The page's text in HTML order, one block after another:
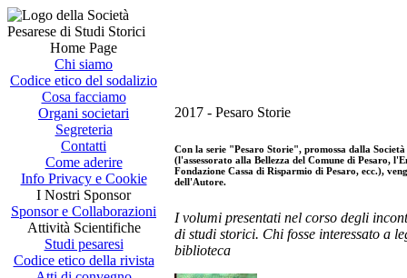
Home Page
Chi siamo
Codice etico del sodalizio
Cosa facciamo
Organi societari
Segreteria
Contatti
Come aderire
Info Privacy e Cookie
I Nostri Sponsor
Sponsor e Collaborazioni
Attività Scientifiche
Studi pesaresi
Codice etico della rivista
2017 - Pesaro Storie
Con la serie "Pesaro Storie", promossa dalla
(l'assessorato alla Bellezza del Comune di
Fondazione Cassa di Risparmio di Pesaro, ecc.),
dell'Autore.
I volumi presentati nel corso degli
di studi storici. Chi fosse interessato a
biblioteca